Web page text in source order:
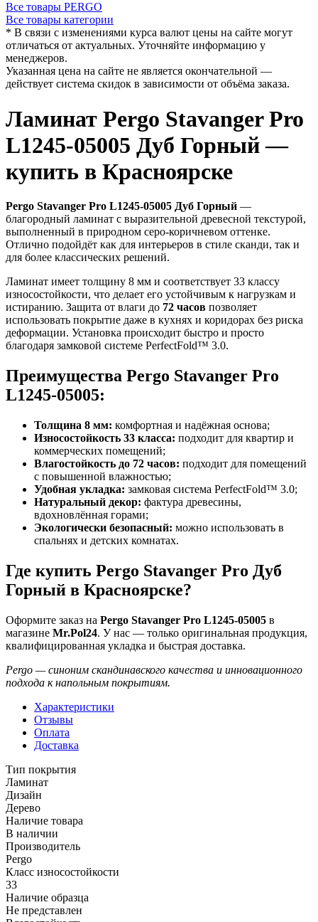
Все товары PERGO
Все товары категории
* В связи с изменениями курса валют цены на сайте могут
отличаться от актуальных. Уточняйте информацию у
менеджеров.
Указанная цена на сайте не является окончательной —
действует система скидок в зависимости от объёма заказа.
Ламинат Pergo Stavanger Pro
L1245-05005 Дуб Горный —
купить в Красноярске
Pergo Stavanger Pro L1245-05005 Дуб Горный —
благородный ламинат с выразительной древесной текстурой,
выполненный в природном серо-коричневом оттенке.
Отлично подойдёт как для интерьеров в стиле сканди, так и
для более классических решений.
Ламинат имеет толщину 8 мм и соответствует 33 классу
износостойкости, что делает его устойчивым к нагрузкам и
истиранию. Защита от влаги до 72 часов позволяет
использовать покрытие даже в кухнях и коридорах без риска
деформации. Установка происходит быстро и просто
благодаря замковой системе PerfectFold™ 3.0.
Преимущества Pergo Stavanger Pro
L1245-05005:
Толщина 8 мм: комфортная и надёжная основа;
Износостойкость 33 класса: подходит для квартир и
коммерческих помещений;
Влагостойкость до 72 часов: подходит для помещений
с повышенной влажностью;
Удобная укладка: замковая система PerfectFold™ 3.0;
Натуральный декор: фактура древесины,
вдохновлённая горами;
Экологически безопасный: можно использовать в
спальнях и детских комнатах.
Где купить Pergo Stavanger Pro Дуб
Горный в Красноярске?
Оформите заказ на Pergo Stavanger Pro L1245-05005 в
магазине Mr.Pol24. У нас — только оригинальная продукция,
квалифицированная укладка и быстрая доставка.
Pergo — синоним скандинавского качества и инновационного
подхода к напольным покрытиям.
Характеристики
Отзывы
Оплата
Доставка
Тип покрытия
Ламинат
Дизайн
Дерево
Наличие товара
В наличии
Производитель
Pergo
Класс износостойкости
33
Наличие образца
Не представлен